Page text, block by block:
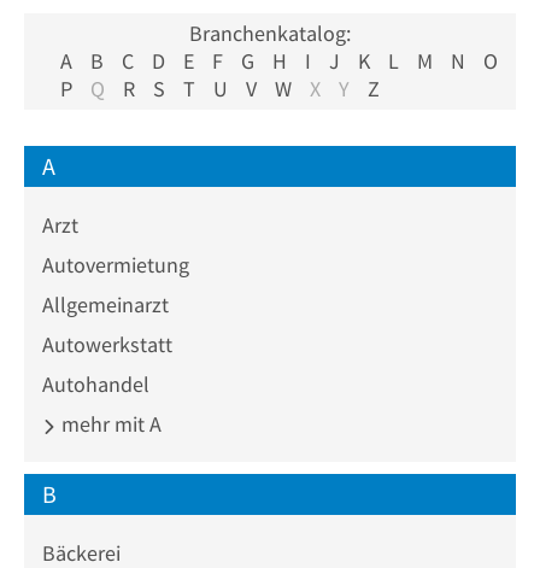
Branchenkatalog:
A
B C D E F G H I J K L M N
O
P
Q R S T U V W X Y Z
A
Arzt
Autovermietung
Allgemeinarzt
Autowerkstatt
Autohandel
mehr mit A
B
Bäckerei